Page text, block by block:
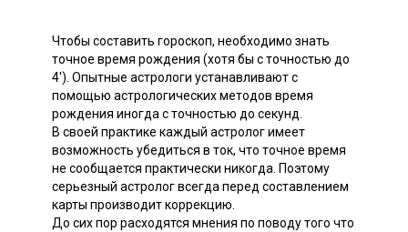
Чтобы составить гороскоп, необходимо знать
точное время рождения (хотя бы с точностью до
4'). Опытные астрологи устанавливают с
помощью астрологических методов время
рождения иногда с точностью до секунд.
В своей практике каждый астролог имеет
возможность убедиться в ток, что точное время
не сообщается практически никогда. Поэтому
серьезный астролог всегда перед составлением
карты производит коррекцию.
До сих пор расходятся мнения по поводу того что